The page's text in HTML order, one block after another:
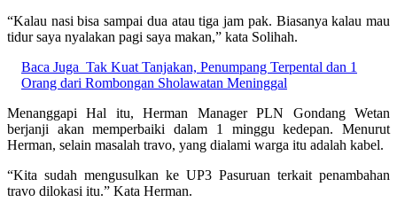
“Kalau nasi bisa sampai dua atau tiga jam pak. Biasanya kalau mau
tidur saya nyalakan pagi saya makan,” kata Solihah.
Baca Juga Tak Kuat Tanjakan, Penumpang Terpental dan 1
Orang dari Rombongan Sholawatan Meninggal
Menanggapi Hal itu, Herman Manager PLN Gondang Wetan
berjanji akan memperbaiki dalam 1 minggu kedepan. Menurut
Herman, selain masalah travo, yang dialami warga itu adalah kabel.
“Kita sudah mengusulkan ke UP3 Pasuruan terkait penambahan
travo dilokasi itu.” Kata Herman.